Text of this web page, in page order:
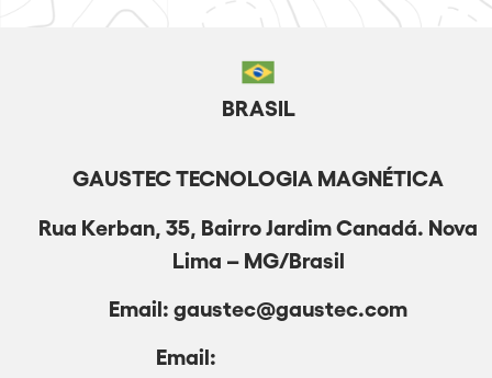
BRASIL
GAUSTEC TECNOLOGIA MAGNÉTICA
Rua Kerban, 35, Bairro Jardim Canadá. Nova
Lima – MG/Brasil
Email: gaustec@gaustec.com
Email: